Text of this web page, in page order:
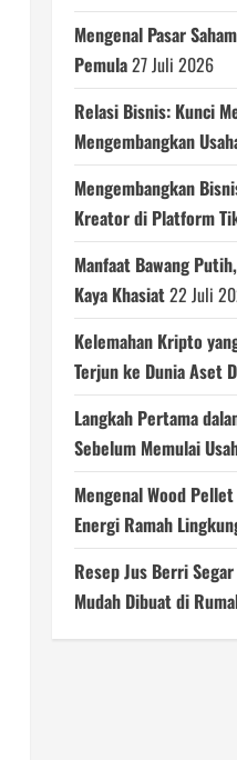
Mengenal Pasar
Pemula27 Juli 2026
Relasi Bisnis: Kunci
Mengembangkan
Mengembangkan
Kreator di Platform
Manfaat Bawang
Kaya Khasiat22 Juli
Kelemahan Kripto
Terjun ke Dunia Aset
Langkah Pertama
Sebelum Memulai
Mengenal Wood
Energi Ramah
Resep Jus Berri
Mudah Dibuat di